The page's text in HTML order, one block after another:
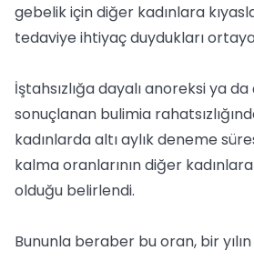
gebelik için diğer kadınlara
tedaviye ihtiyaç duydukları ortaya
İştahsızlığa dayalı anoreksi ya
sonuçlanan bulimia
kadınlarda altı aylık deneme
kalma oranlarının diğer
olduğu belirlendi.
Bununla beraber bu oran, bir